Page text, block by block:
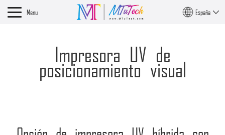
Menu España
Impresora UV de
posicionamiento visual